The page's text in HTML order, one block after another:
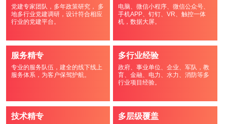
党建专家团队，多年政策研究， 多
地多行业党建调研，设计符合相应
行业的党建平台。
电脑、微信小程序、微信公众号、
手机APP、钉钉、VR、触控一体
机，数据大屏。
服务精专
专业的服务队伍，建全的线下线上
服务体系，为客户保驾护航。
多行业经验
政府、事业单位、企业、军队，教
育、金融、电力、水力、消防等多
行业项目经验。
技术精专 多层级覆盖